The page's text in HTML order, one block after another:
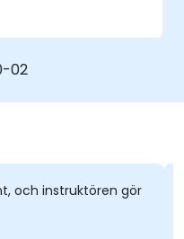
i praktiken
på sina
02
och instruktören gör